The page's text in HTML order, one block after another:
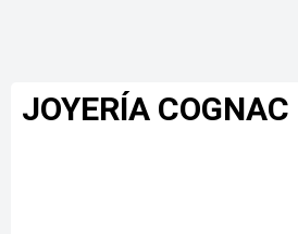
JOYERÍA COGNAC